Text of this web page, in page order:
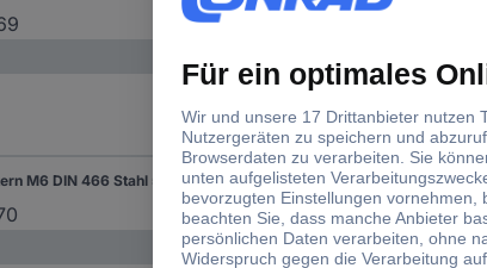
M6 DIN 466 Stahl 50 St. 50 St.